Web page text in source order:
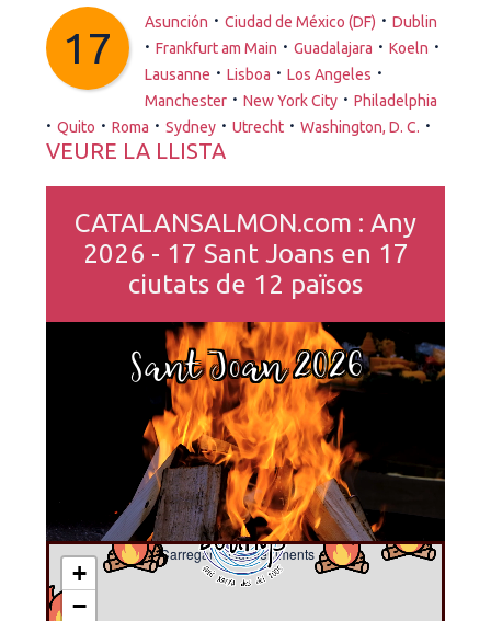
17
Asunción · Ciudad de México (DF) · Dublin
· Frankfurt am Main · Guadalajara · Koeln ·
Lausanne · Lisboa · Los Angeles ·
Manchester · New York City · Philadelphia
· Quito · Roma · Sydney · Utrecht · Washington, D. C. ·
VEURE LA LLISTA
CATALANSALMON.com : Any
2026 - 17 Sant Joans en 17
ciutats de 12 països
Sant Joan 2026
Carregant esdeveniments ....
+
−